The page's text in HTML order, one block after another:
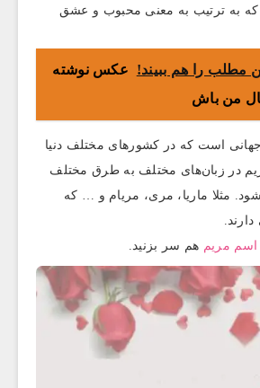
به ترتیب به معنی محبوب و عشق
مطلب را هم ببیند!
عکس نوشته
من باش
است که در کشورهای مختلف دنیا
در زبان‌های مختلف به طرق مختلف
مثلا ماریا، مری، مریام و … که
مریم هم سر بزنید.